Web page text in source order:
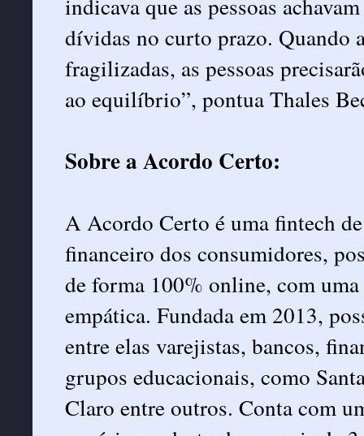
dívidas no curto prazo. Quando
fragilizadas, as pessoas
ao equilíbrio”, pontua Thales
Sobre a Acordo Certo:
A Acordo Certo é uma fintech
financeiro dos consumidores,
de forma 100% online, com
empática. Fundada em 2013,
entre elas varejistas, bancos,
grupos educacionais, como
Claro entre outros. Conta com